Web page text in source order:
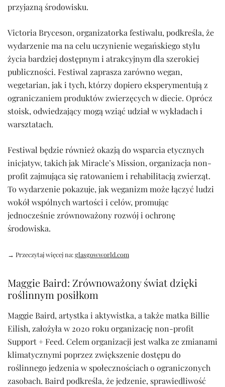
przyjazną środowisku.
Victoria Bryceson, organizatorka festiwalu, podkreśla, że
wydarzenie ma na celu uczynienie wegańskiego stylu
życia bardziej dostępnym i atrakcyjnym dla szerokiej
publiczności. Festiwal zaprasza zarówno wegan,
wegetarian, jak i tych, którzy dopiero eksperymentują z
ograniczaniem produktów zwierzęcych w diecie. Oprócz
stoisk, odwiedzający mogą wziąć udział w wykładach i
warsztatach.
Festiwal będzie również okazją do wsparcia etycznych
inicjatyw, takich jak Miracle’s Mission, organizacja non-
profit zajmująca się ratowaniem i rehabilitacją zwierząt.
To wydarzenie pokazuje, jak weganizm może łączyć ludzi
wokół wspólnych wartości i celów, promując
jednocześnie zrównoważony rozwój i ochronę
środowiska.
→ Przeczytaj więcej na:glasgowworld.com
Maggie Baird: Zrównoważony świat dzięki
roślinnym posiłkom
Maggie Baird, artystka i aktywistka, a także matka Billie
Eilish, założyła w 2020 roku organizację non-profit
Support + Feed. Celem organizacji jest walka ze zmianami
klimatycznymi poprzez zwiększenie dostępu do
roślinnego jedzenia w społecznościach o ograniczonych
zasobach. Baird podkreśla, że jedzenie, sprawiedliwość